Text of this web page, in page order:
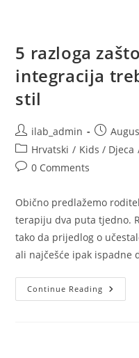
5 razloga
integracija
stil
Post
author:
ilab_admin
Post
Post
category:
Hrvatski / Kids / Djeca
Post0 Comments
Obično predlažemo
terapiju dva puta tjedno.
tako da prijedlog o
ali najčešće ipak ispadne
Continue Reading
Razloga